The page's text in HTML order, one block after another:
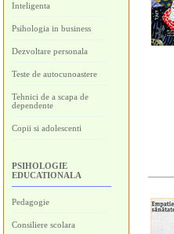
Inteligenta
Psihologia in business
Dezvoltare personala
Teste de autocunoastere
Tehnici de a scapa de
dependente
Copii si adolescenti
PSIHOLOGIE
EDUCATIONALA
Pedagogie
Consiliere scolara